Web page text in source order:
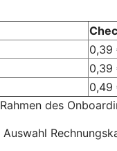
0,39
0,39
0,49
des